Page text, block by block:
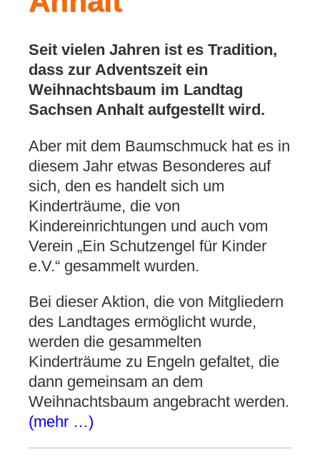
Seit vielen Jahren ist es Tradition,
dass zur Adventszeit ein
Weihnachtsbaum im Landtag
Sachsen Anhalt aufgestellt wird.
Aber mit dem Baumschmuck hat es in
diesem Jahr etwas Besonderes auf
sich, den es handelt sich um
Kinderträume, die von
Kindereinrichtungen und auch vom
Verein „Ein Schutzengel für Kinder
e.V.“ gesammelt wurden.
Bei dieser Aktion, die von Mitgliedern
des Landtages ermöglicht wurde,
werden die gesammelten
Kinderträume zu Engeln gefaltet, die
dann gemeinsam an dem
Weihnachtsbaum angebracht werden.
(mehr …)